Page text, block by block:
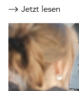
Jetzt lesen